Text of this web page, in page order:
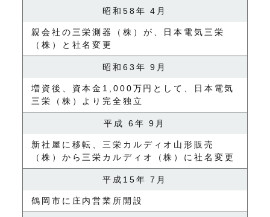
昭和58年 4月
親会社の三栄測器（株）が、日本電気三栄
（株）と社名変更
昭和63年 9月
増資後、資本金1,000万円として、日本電気
三栄（株）より完全独立
平成 6年 9月
新社屋に移転、三栄カルディオ山形販売
（株）から三栄カルディオ（株）に社名変更
平成15年 7月
鶴岡市に庄内営業所開設